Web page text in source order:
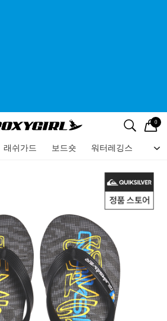
검색
로고 0
래쉬가드 보드숏 워터레깅스 비
메뉴